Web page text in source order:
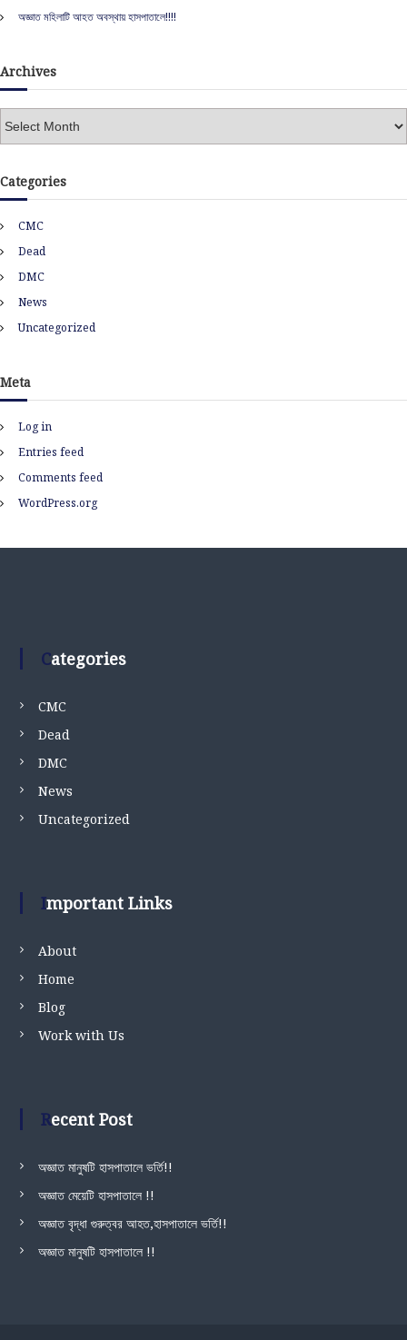
অজ্ঞাত মহিলাটি আহত অবস্থায় হাসপাতালে!!!!
Archives
h
e
s
Categories
CMC
Dead
DMC
News
Uncategorized
Meta
Log in
Entries feed
Comments feed
WordPress.org
Categories
CMC
Dead
DMC
News
Uncategorized
Important Links
About
Home
Blog
Work with Us
Recent Post
অজ্ঞাত মানুষটি হাসপাতালে ভর্তি!!
অজ্ঞাত মেয়েটি হাসপাতালে !!
অজ্ঞাত বৃদ্ধা গুরুত্বর আহত,হাসপাতালে ভর্তি!!
অজ্ঞাত মানুষটি হাসপাতালে !!